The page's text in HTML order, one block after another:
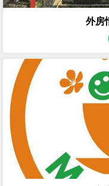
外房